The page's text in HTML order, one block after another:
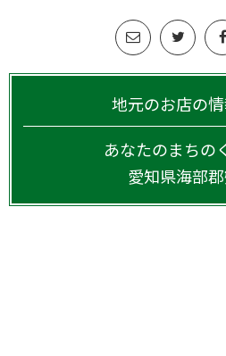
地元のお店の情
あなたのまちの
愛知県海部